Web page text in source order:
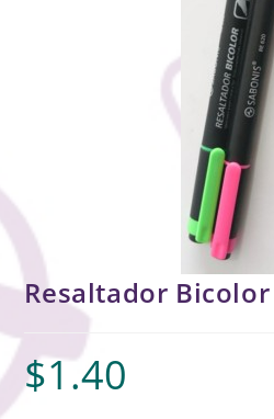
Resaltador
$1.40